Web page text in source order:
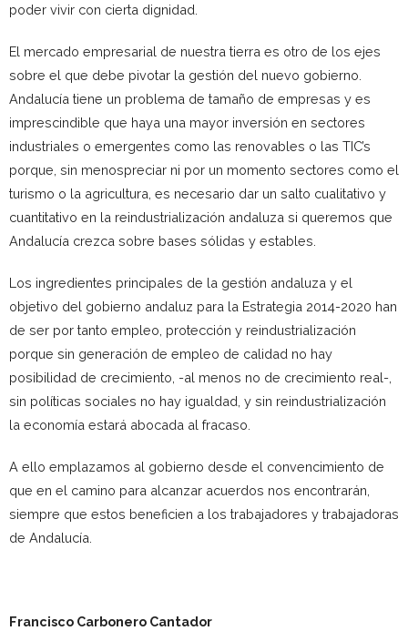
poder vivir con cierta dignidad.
El mercado empresarial de nuestra tierra es otro de los ejes
sobre el que debe pivotar la gestión del nuevo gobierno.
Andalucía tiene un problema de tamaño de empresas y es
imprescindible que haya una mayor inversión en sectores
industriales o emergentes como las renovables o las TIC’s
porque, sin menospreciar ni por un momento sectores como el
turismo o la agricultura, es necesario dar un salto cualitativo y
cuantitativo en la reindustrialización andaluza si queremos que
Andalucía crezca sobre bases sólidas y estables.
Los ingredientes principales de la gestión andaluza y el
objetivo del gobierno andaluz para la Estrategia 2014-2020 han
de ser por tanto empleo, protección y reindustrialización
porque sin generación de empleo de calidad no hay
posibilidad de crecimiento, -al menos no de crecimiento real-,
sin políticas sociales no hay igualdad, y sin reindustrialización
la economía estará abocada al fracaso.
A ello emplazamos al gobierno desde el convencimiento de
que en el camino para alcanzar acuerdos nos encontrarán,
siempre que estos beneficien a los trabajadores y trabajadoras
de Andalucía.
Francisco Carbonero Cantador